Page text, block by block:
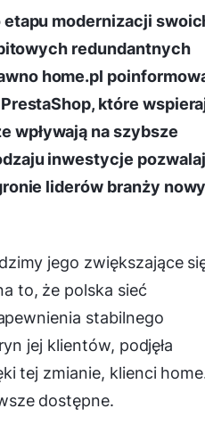
etapu modernizacji
redundantnych
home.pl
które
wpływają na szybsze
inwestycje
liderów branży
jego zwiększające
to, że polska sieć
stabilnego
jej klientów, podjęła
tej zmianie, klienci
dostępne.